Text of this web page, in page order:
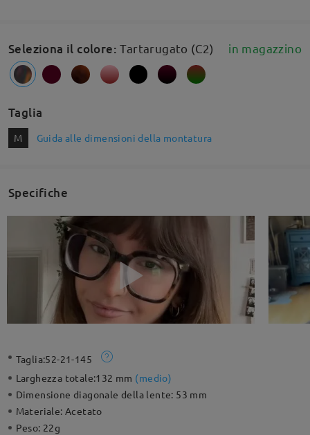
Seleziona il colore:Tartarugato (C2) in magazzino
Taglia
M Guida alle dimensioni della montatura
Specifiche
Taglia:52-21-145
Larghezza totale:132 mm (medio)
Dimensione diagonale della lente: 53 mm
Materiale:Acetato
Peso: 22g